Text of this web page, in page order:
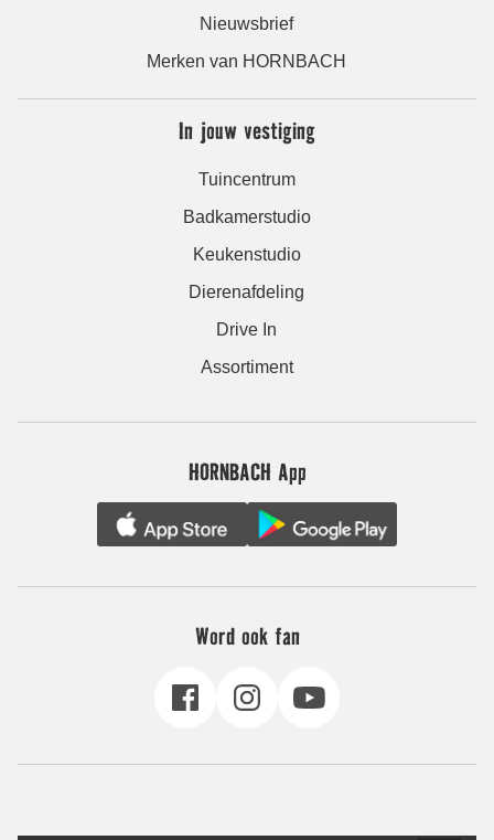
Nieuwsbrief
Merken van HORNBACH
In jouw vestiging
Tuincentrum
Badkamerstudio
Keukenstudio
Dierenafdeling
Drive In
Assortiment
HORNBACH App
Word ook fan